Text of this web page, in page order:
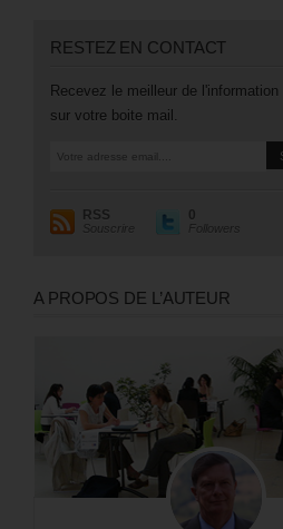
RESTEZ EN CONTACT
Recevez le meilleur de
sur votre boite mail.
RSS
Souscrire
0
Followers
A PROPOS DE L’AUTEUR